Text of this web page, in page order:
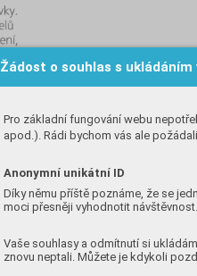
Žádost o souhlas s
Pro základní fungování webu
apod.). Rádi bychom vás ale
Anonymní unikátní ID
Díky němu příště poznáme, že se
moci přesněji vyhodnotit
Vaše souhlasy a odmítnutí si
znovu neptali. Můžete je kdykoli